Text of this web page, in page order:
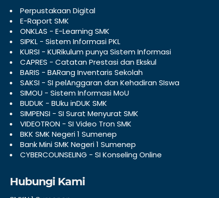
Perpustakaan Digital
E-Raport SMK
ONKLAS - E-Learning SMK
SIPKL - Sistem Informasi PKL
KURSI - KURikulum punya Sistem Informasi
CAPRES - Catatan Prestasi dan Ekskul
BARIS - BARang Inventaris Sekolah
SAKSI - SI pelAnggaran dan Kehadiran SIswa
SIMOU - Sistem Informasi MoU
BUDUK - BUku inDUK SMK
SIMPENSI - SI Surat Menyurat SMK
VIDEOTRON - SI Video Tron SMK
BKK SMK Negeri 1 Sumenep
Bank Mini SMK Negeri 1 Sumenep
CYBERCOUNSELING - SI Konseling Online
Hubungi Kami